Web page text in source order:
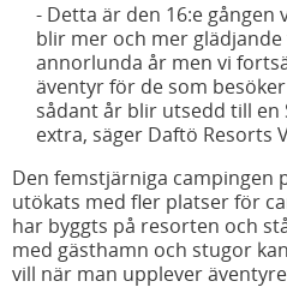
- Detta är den 16:e
blir mer och mer
annorlunda år men vi
äventyr för de som
sådant år blir utsedd till
extra, säger Daftö Resorts
Den femstjärniga campingen
utökats med fler platser för
har byggts på resorten och
med gästhamn och stugor
vill när man upplever